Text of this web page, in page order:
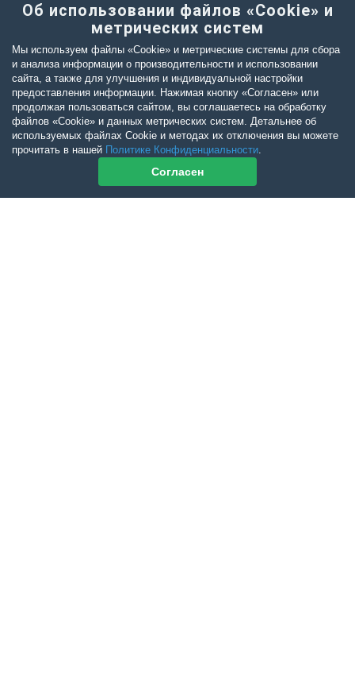
Об использовании файлов «Cookie» и
метрических систем
Мы используем файлы «Cookie» и метрические системы для сбора
и анализа информации о производительности и использовании
сайта, а также для улучшения и индивидуальной настройки
предоставления информации. Нажимая кнопку «Согласен» или
продолжая пользоваться сайтом, вы соглашаетесь на обработку
файлов «Cookie» и данных метрических систем. Детальнее об
используемых файлах Cookie и методах их отключения вы можете
прочитать в нашей Политике Конфиденциальности.
Согласен